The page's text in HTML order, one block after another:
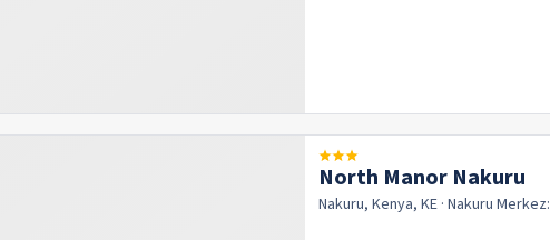
North Manor Nakuru
Nakuru, Kenya, KE · Nakuru Merkez: